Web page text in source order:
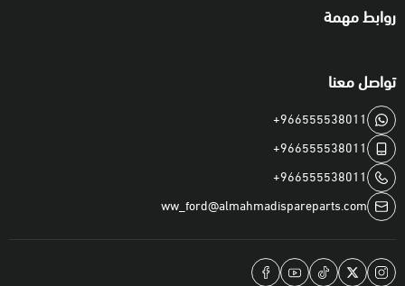
روابط مهمة
تواصل معنا
+966555538011
+966555538011
+966555538011
ww_ford@almahmadispareparts.com